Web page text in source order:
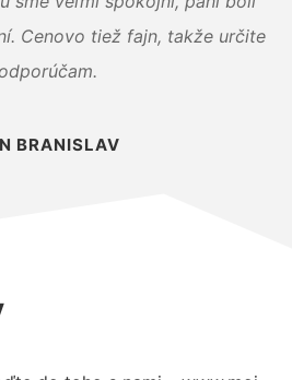
Cenovo tiež fajn, takže určite
BRANISLAV